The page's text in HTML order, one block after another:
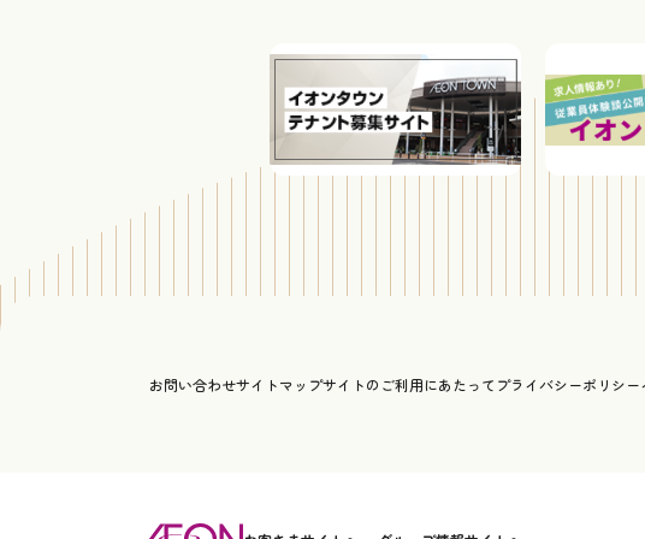
お問い合わせサイトマップサイトのご利用にあたって プライバシーポリシー